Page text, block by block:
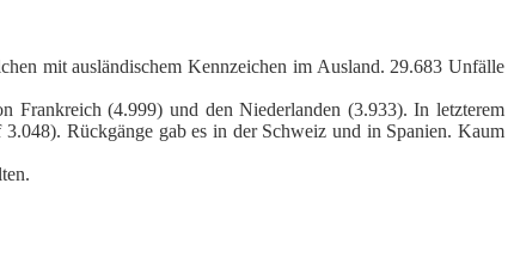
mit ausländischem Kennzeichen im Ausland. 29.683 Unfälle
Frankreich (4.999) und den Niederlanden (3.933). In letzterem
Rückgänge gab es in der Schweiz und in Spanien. Kaum